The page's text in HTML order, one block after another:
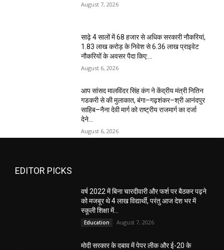
August 7, 2026
साढ़े 4 सालों में 68 हजार से अधिक सरकारी नौकरियां,
1.83 लाख करोड़ के निवेश से 6.36 लाख प्राइवेट
नौकरियों के अवसर पैदा किए:...
August 6, 2026
आप सांसद मालविंदर सिंह कंग ने केंद्रीय मंत्री नितिन
गडकरी से की मुलाकात, बंगा–गढ़शंकर–श्री आनंदपुर
साहिब–नैना देवी मार्ग को राष्ट्रीय राजमार्ग का दर्जा
देने...
August 6, 2026
EDITOR PICKS
वर्ष 2022 में बिना चारदीवारी और फर्श पर बैठकर पढ़ने
को मजबूर थे 4 लाख विद्यार्थी, परंतु आज देश भर में
स्कूली शिक्षा में...
Education August 7, 2026
मोदी सरकार के दबाव में पेपर लीक और ई-20 के